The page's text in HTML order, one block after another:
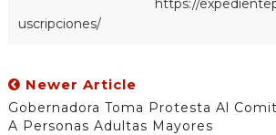
https://
uscripciones/
Newer Article
Gobernadora Toma Protesta Al
A Personas Adultas Mayores